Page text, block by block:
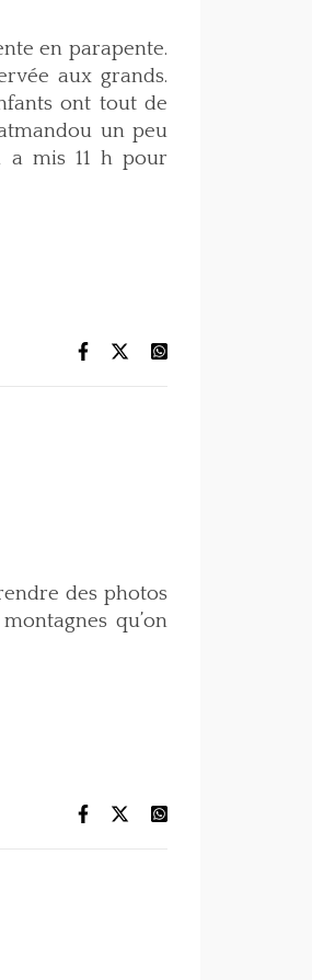
en parapente.
aux grands.
ont tout de
un peu
a mis 11 h pour
des photos
qu’on